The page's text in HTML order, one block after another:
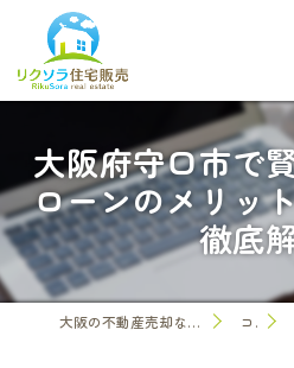
大阪府守口市で
ローンのメリッ
徹底
大阪の不動産売却なら株式会社リクソラ住宅販売 コラム